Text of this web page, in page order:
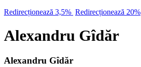
Redirecționează 3,5% Redirecționează 20%
Alexandru Gîdăr
Alexandru Gîdăr